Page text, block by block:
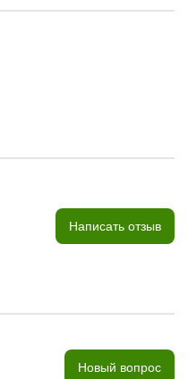
Написать отзыв
Новый вопрос